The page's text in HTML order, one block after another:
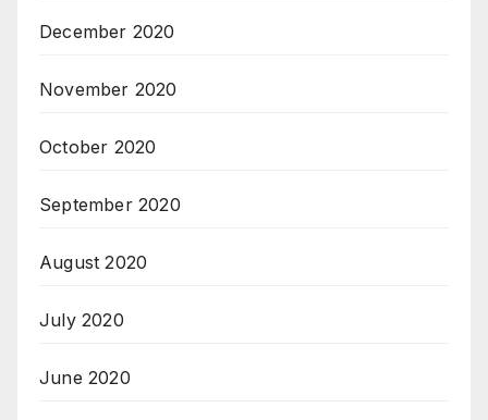
December 2020
November 2020
October 2020
September 2020
August 2020
July 2020
June 2020